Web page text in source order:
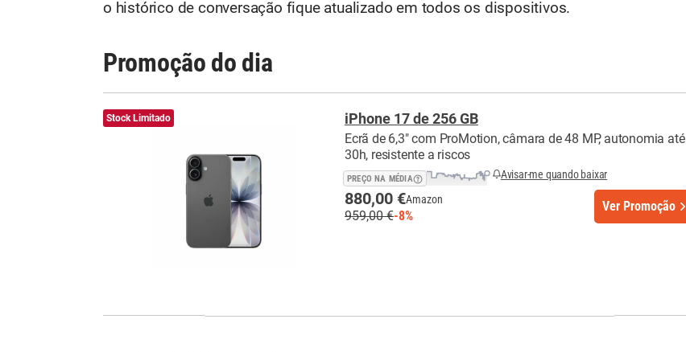
o histórico de conversação fique atualizado em todos os dispositivos.
Promoção do dia
Stock Limitado iPhone 17 de 256 GB
Ecrã de 6,3" com ProMotion, câmara de 48 MP, autonomia até
30h, resistente a riscos
PREÇO NA MÉDIA Avisar-me quando baixar
880,00 €Amazon
959,00 €-8%
Ver Promoção